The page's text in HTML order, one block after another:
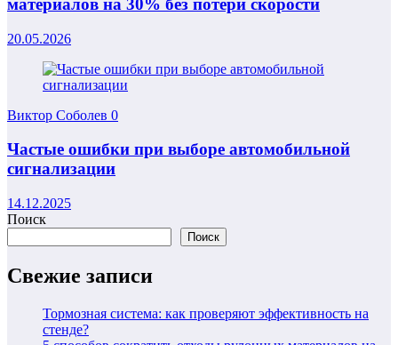
материалов на 30% без потери скорости
20.05.2026
Виктор Соболев 0
Частые ошибки при выборе автомобильной
сигнализации
14.12.2025
Поиск
Поиск
Свежие записи
Тормозная система: как проверяют эффективность на
стенде?